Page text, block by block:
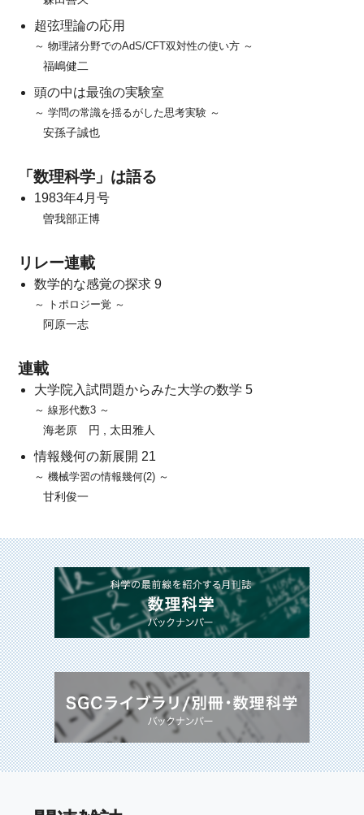
超弦理論の応用
～ 物理諸分野でのAdS/CFT双対性の使い方 ～
福嶋健二
頭の中は最強の実験室
～ 学問の常識を揺るがした思考実験 ～
安孫子誠也
「数理科学」は語る
1983年4月号
曽我部正博
リレー連載
数学的な感覚の探求 9
～ トポロジー覚 ～
阿原一志
連載
大学院入試問題からみた大学の数学 5
～ 線形代数3 ～
海老原 円 , 太田雅人
情報幾何の新展開 21
～ 機械学習の情報幾何(2) ～
甘利俊一